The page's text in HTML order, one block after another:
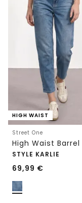
HIGH WAIST
Street One
STYLE KARLIE
69,99 €